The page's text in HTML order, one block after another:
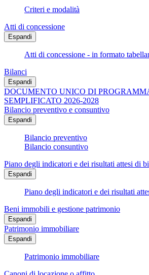
Criteri e modalità
Atti di concessione
Espandi
Atti di concessione - in formato
Bilanci
Espandi
DOCUMENTO UNICO DI
SEMPLIFICATO 2026-2028
Bilancio preventivo e consuntivo
Espandi
Bilancio preventivo
Bilancio consuntivo
Piano degli indicatori e dei risultati attesi di
Espandi
Piano degli indicatori e dei risultati
Beni immobili e gestione patrimonio
Espandi
Patrimonio immobiliare
Espandi
Patrimonio immobiliare